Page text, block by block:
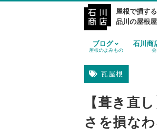
屋根で損す
品川の屋根
ブログ
屋根のよみもの
石川商
瓦屋根
【葺き直
さを損な